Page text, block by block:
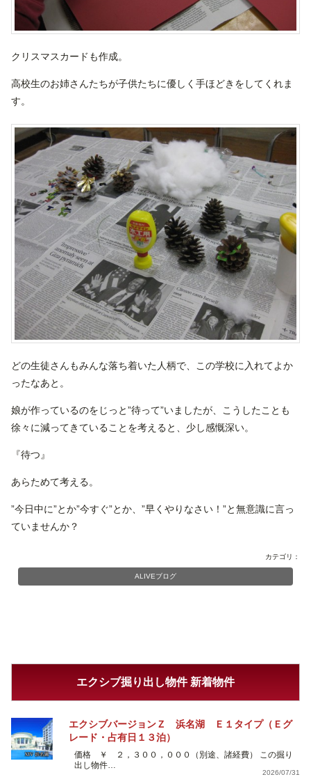
クリスマスカードも作成。
高校生のお姉さんたちが子供たちに優しく手ほどきをしてくれま
す。
どの生徒さんもみんな落ち着いた人柄で、この学校に入れてよか
ったなあと。
娘が作っているのをじっと”待って”いましたが、こうしたことも
徐々に減ってきていることを考えると、少し感慨深い。
『待つ』
あらためて考える。
”今日中に”とか”今すぐ”とか、”早くやりなさい！”と無意識に言っ
ていませんか？
カテゴリ：
ALIVEブログ
エクシブ掘り出し物件 新着物件
エクシブバージョンＺ 浜名湖 Ｅ１タイプ（Ｅグ
レード・占有日１３泊）
価格 ￥ ２，３００，０００（別途、諸経費） この掘り
出し物件…
2026/07/31